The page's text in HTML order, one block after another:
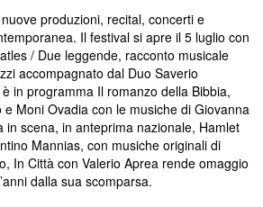
produzioni, recital, concerti e
Il festival si apre il 5 luglio con
/ Due leggende, racconto musicale
accompagnato dal Duo Saverio
in programma Il romanzo della Bibbia,
e Moni Ovadia con le musiche di Giovanna
in scena, in anteprima nazionale, Hamlet
Mannias, con musiche originali di
In Città con Valerio Aprea rende omaggio
dalla sua scomparsa.